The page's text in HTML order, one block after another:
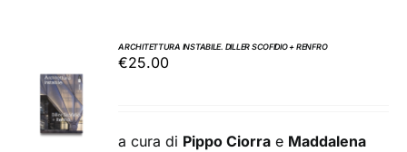
AL
CARRELLO
/
ARCHITETTURA INSTABILE. DILLER SCOFIDIO + RENFRO
€25.00
a cura di Pippo Ciorra e Maddalena